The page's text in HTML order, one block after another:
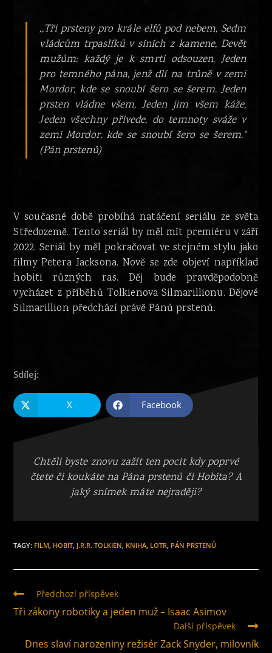
,,Tři prsteny pro krále elfů pod nebem, Sedm
vládcům trpaslíků v síních z kamene, Devět
mužům: každý je k smrti odsouzen, Jeden
pro temného pána, jenž dlí na trůně v zemi
Mordor, kde se snoubí šero se šerem. Jeden
prsten vládne všem, Jeden jim všem káže,
Jeden všechny přivede, do temnoty sváže v
zemi Mordor, kde se snoubí šero se šerem.“
(Pán prstenů)
V současné době probíhá natáčení seriálu ze světa
Středozemě. Tento seriál by měl mít premiéru v září
2022. Seriál by měl pokračovat ve stejném stylu jako
filmy Petera Jacksona. Nově se zde objeví například
hobiti různých ras. Děj bude pravděpodobně
vycházet z příběhů Tolkienova Silmarillionu. Dějové
Silmarillion předchází právě Pánů prstenů.
Sdílej:
X Facebook
Chtěli byste znovu zažít ten pocit kdy poprvé
čtete či koukáte na Pána prstenů či Hobita? A
jaký snímek máte nejraději?
TAGY: FILM HOBIT J.R.R. TOLKIEN KNIHA LOTR PÁN PRSTENŮ
Předchozí příspěvek
Tři zákony robotiky a jeden muž – Isaac Asimov
Další příspěvek
Dnes slaví narozeniny režisér Zack Snyder, milovník